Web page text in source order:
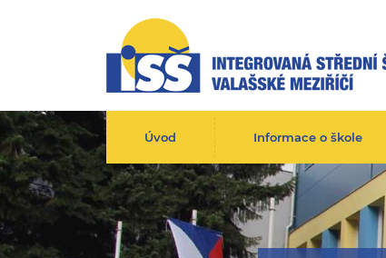
Úvod Informace o škole